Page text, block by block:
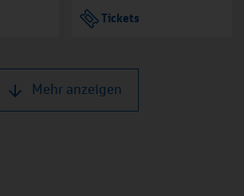
Tickets
Mehr anzeigen